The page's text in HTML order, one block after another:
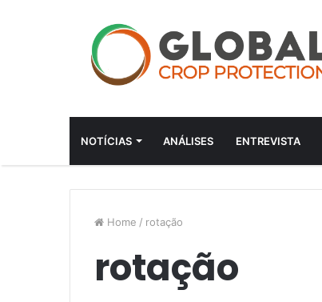
NOTÍCIAS ANÁLISES ENTREVISTA
Home / rotação
rotação